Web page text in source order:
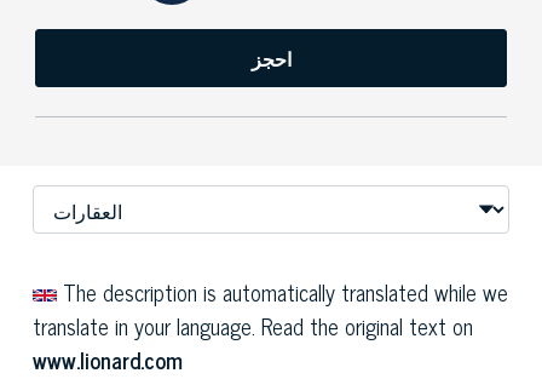
احجز
The description is automatically translated while we
translate in your language. Read the original text on
www.lionard.com